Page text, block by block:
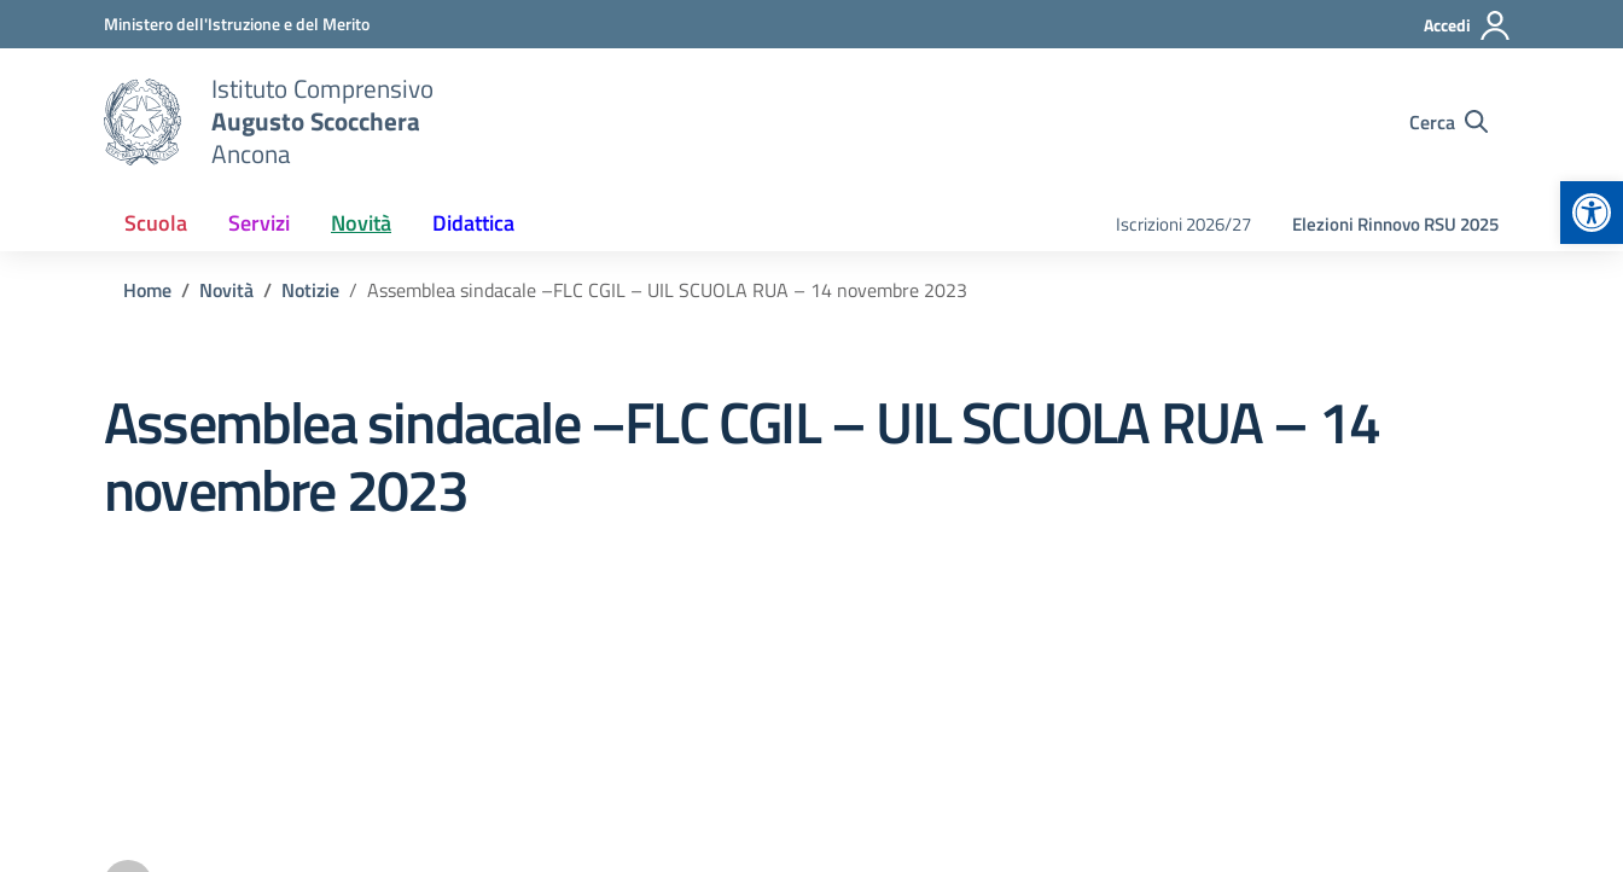
Vai ai contenuti
Vai al menu di navigazioneMinistero dell'Istruzione e del Merito Accedi
Istituto Comprensivo
Augusto Scocchera
Ancona
Cerca
Scuola Servizi Novità Didattica Iscrizioni 2026/27 Elezioni Rinnovo RSU 2025
Home Novità Notizie Assemblea sindacale –FLC CGIL – UIL SCUOLA RUA – 14 novembre 2023
Assemblea sindacale –FLC CGIL – UIL SCUOLA RUA – 14
novembre 2023